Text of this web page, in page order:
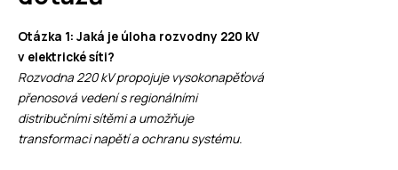
Otázka 1: Jaká je úloha rozvodny 220 kV
v elektrické síti?
Rozvodna 220 kV propojuje vysokonapěťová
přenosová vedení s regionálními
distribučními sítěmi a umožňuje
transformaci napětí a ochranu systému.